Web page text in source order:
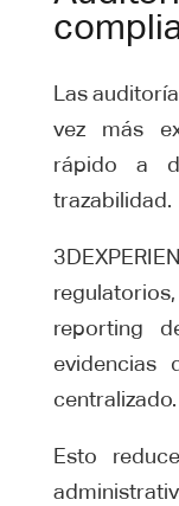
Las
vez más
rápido a
trazabilidad.
reporting
evidencias
centralizado.
Esto